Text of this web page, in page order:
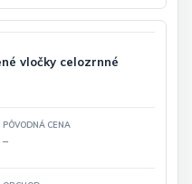
vločky celozrnné
PÔVODNÁ CENA
–